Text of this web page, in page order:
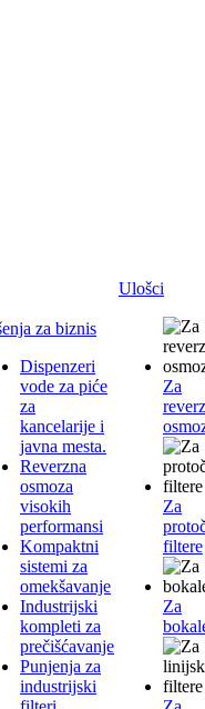
za biznis
Dispenzeri
vode za piće
za
kancelarije i
javna mesta.
Reverzna
osmoza
visokih
performansi
Kompaktni
sistemi za
omekšavanje
Industrijski
kompleti za
prečišćavanje
Punjenja za
industrijski
Ulošci
Za
Za
filtere
Za